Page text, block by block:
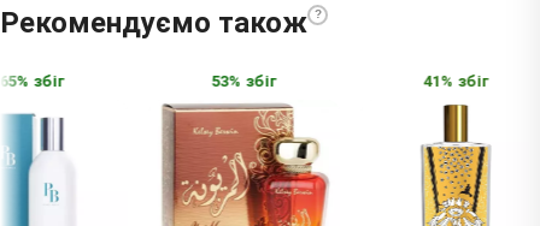
Рекомендуємо також ?
збіг 53% збіг 41% збіг